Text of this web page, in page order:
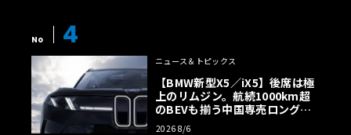
No 4
ニュース＆トピックス
【BMW新型X5／iX5】後席は極
上のリムジン。航続1000km超
のBEVも揃う中国専売ロング仕
様の全貌
2026 8/6